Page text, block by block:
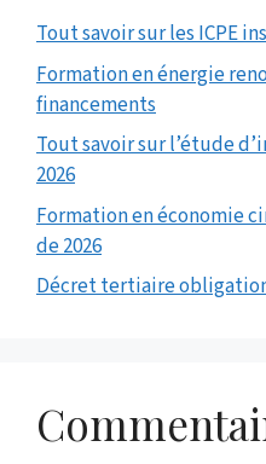
Tout savoir sur les ICPE
Formation en énergie
financements
Tout savoir sur l’étude
2026
Formation en économie
de 2026
Décret tertiaire